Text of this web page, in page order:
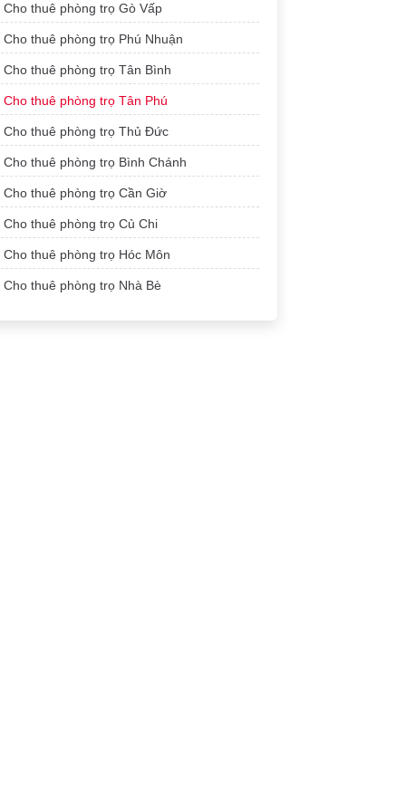
Cho thuê phòng trọ Gò Vấp
Cho thuê phòng trọ Phú Nhuận
Cho thuê phòng trọ Tân Bình
Cho thuê phòng trọ Tân Phú
Cho thuê phòng trọ Thủ Đức
Cho thuê phòng trọ Bình Chánh
Cho thuê phòng trọ Cần Giờ
Cho thuê phòng trọ Củ Chi
Cho thuê phòng trọ Hóc Môn
Cho thuê phòng trọ Nhà Bè